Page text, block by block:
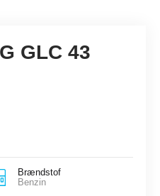
GLC 43
Brændstof
Benzin